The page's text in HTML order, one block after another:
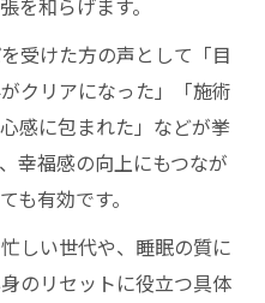
を和らげます。
受けた方の声として「目
クリアになった」「施術
感に包まれた」などが挙
幸福感の向上にもつなが
も有効です。
しい世代や、睡眠の質に
のリセットに役立つ具体